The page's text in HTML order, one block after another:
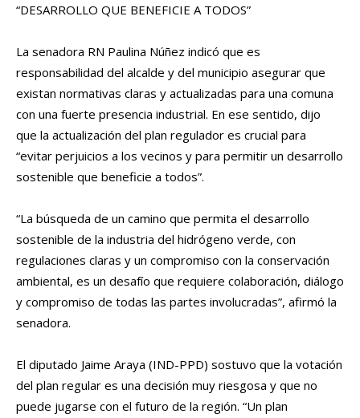
“DESARROLLO QUE BENEFICIE A TODOS”
La senadora RN Paulina Núñez indicó que es
responsabilidad del alcalde y del municipio asegurar que
existan normativas claras y actualizadas para una comuna
con una fuerte presencia industrial. En ese sentido, dijo
que la actualización del plan regulador es crucial para
“evitar perjuicios a los vecinos y para permitir un desarrollo
sostenible que beneficie a todos”.
“La búsqueda de un camino que permita el desarrollo
sostenible de la industria del hidrógeno verde, con
regulaciones claras y un compromiso con la conservación
ambiental, es un desafío que requiere colaboración, diálogo
y compromiso de todas las partes involucradas”, afirmó la
senadora.
El diputado Jaime Araya (IND-PPD) sostuvo que la votación
del plan regular es una decisión muy riesgosa y que no
puede jugarse con el futuro de la región. “Un plan